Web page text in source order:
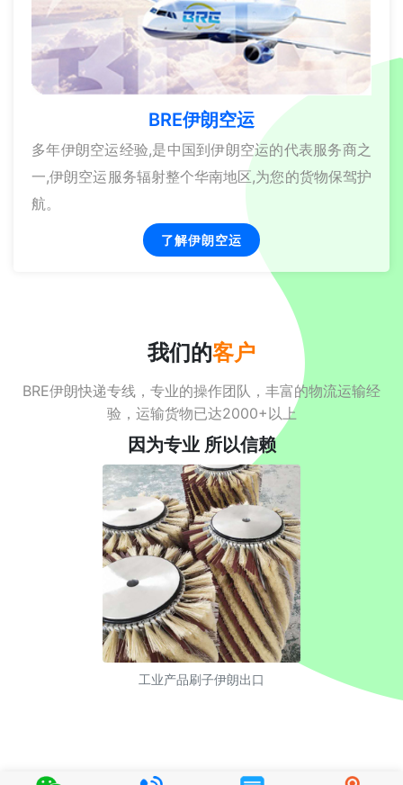
BRE伊朗空运
多年伊朗空运经验,是中国到伊朗空运的代表服务商之
一,伊朗空运服务辐射整个华南地区,为您的货物保驾护
航。
了解伊朗空运
我们的客户
BRE伊朗快递专线，专业的操作团队，丰富的物流运输经
验，运输货物已达2000+以上
因为专业 所以信赖
工业产品刷子伊朗出口